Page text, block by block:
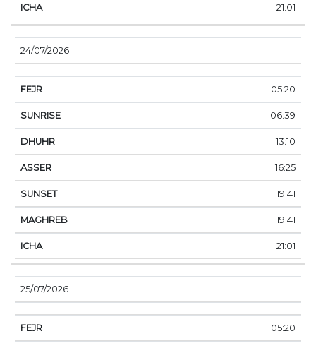
21:01
24/07/2026
05:20
06:39
13:10
16:25
19:41
19:41
21:01
25/07/2026
05:20